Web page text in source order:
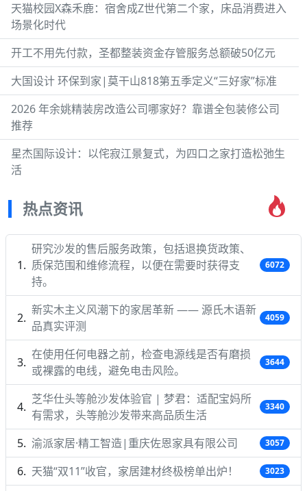
天猫校园X森禾鹿：宿舍成Z世代第二个家，床品消费进入
场景化时代
开工不用先付款，圣都整装资金存管服务总额破50亿元
大国设计 环保到家|莫干山818第五季定义“三好家”标准
2026 年余姚精装房改造公司哪家好？靠谱全包装修公司
推荐
星杰国际设计：以侘寂江景复式，为四口之家打造松弛生
活
热点资讯
研究沙发的售后服务政策，包括退换货政策、
质保范围和维修流程，以便在需要时获得支
持。
6072
新实木主义风潮下的家居革新 —— 源氏木语新
品真实评测
4059
在使用任何电器之前，检查电源线是否有磨损
或裸露的电线，避免电击风险。
3644
芝华仕头等舱沙发体验官 | 梦君：适配宝妈所
有需求，头等舱沙发带来高品质生活
3340
渝派家居·精工智造|重庆佐恩家具有限公司 3057
天猫“双11”收官，家居建材终极榜单出炉！ 3023